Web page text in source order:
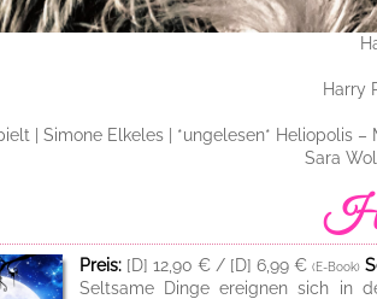
Harry
| Simone Elkeles | *ungelesen* Heliopolis
Sara
Preis: [D] 12,90 € / [D] 6,99 € (E-Book)
Seltsame Dinge ereignen sich in